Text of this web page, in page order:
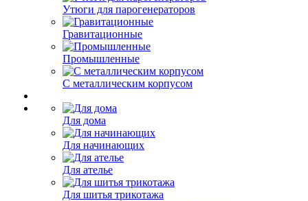
Утюги для парогенераторов
Гравитационные
Промышленные
С металлическим корпусом
Для дома
Для начинающих
Для ателье
Для шитья трикотажа